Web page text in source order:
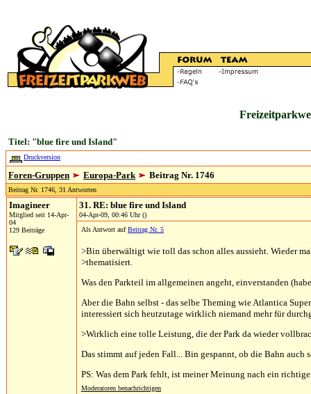
Titel: "blue fire und Island"
Druckversion
Foren-Gruppen Europa-Park Beitrag Nr. 1746
Beitrag Nr. 1746, 31 Antworten
Imagineer
Mitglied seit 14-Apr-
04
129 Beiträge
31. RE: blue fire und Island
04-Apr-09, 00:46 Uhr ()
Als Antwort aufBeitrag Nr. 5
>Bin überwältigt wie toll das schon alles aussieht. Wieder
>thematisiert.
Was den Parkteil im allgemeinen angeht, einverstanden
Aber die Bahn selbst - das selbe Theming wie Atlantica
interessiert sich heutzutage wirklich niemand mehr für
>Wirklich eine tolle Leistung, die der Park da wieder
Das stimmt auf jeden Fall... Bin gespannt, ob die Bahn auch
PS: Was dem Park fehlt, ist meiner Meinung nach ein
Moderatoren benachrichtigen